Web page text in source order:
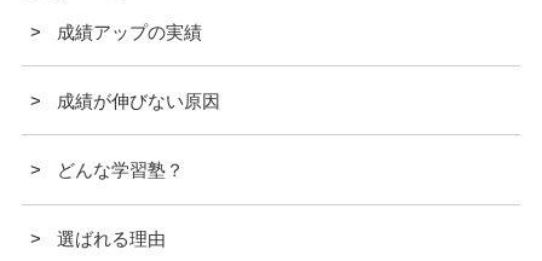
成績アップの実績
成績が伸びない原因
どんな学習塾？
選ばれる理由